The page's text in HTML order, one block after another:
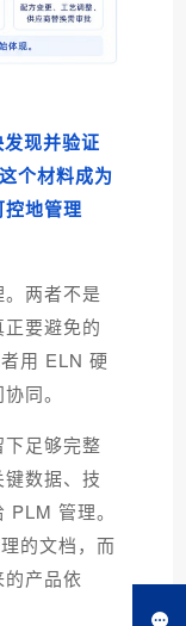
现并验证
个材料成为
控地管理
两者不是
要避免的
用 ELN 硬
同。
足够完整
数据、技
管理。
的文档，而
产品依